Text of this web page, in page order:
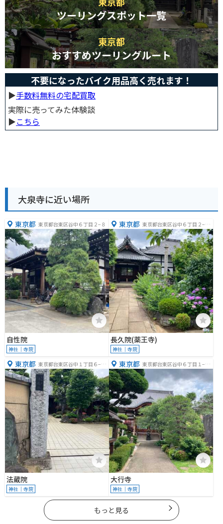
ツーリングスポット一覧
東京都
おすすめツーリングルート
不要になったバイク用品高く売れます！
▶︎手数料無料の宅配買取
実際に売ってみた体験談
▶︎こちら
大泉寺に近い場所
東京都 東京都台東区谷中６丁目２−８
自性院
神社｜寺院
東京都 東京都台東区谷中６丁目２−１
６
長久院(薬王寺)
神社｜寺院
東京都 東京都台東区谷中１丁目６−２
６
法蔵院
神社｜寺院
東京都 東京都台東区谷中６丁目１−１
３
大行寺
神社｜寺院
もっと見る